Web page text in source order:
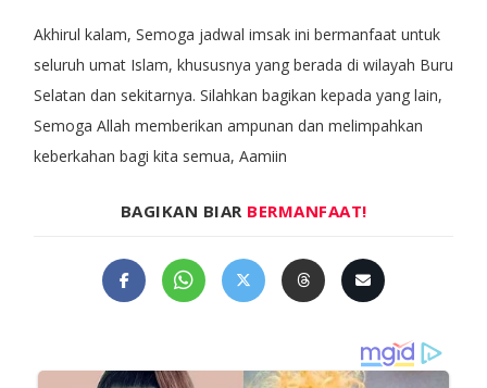
Akhirul kalam, Semoga jadwal imsak ini bermanfaat untuk
seluruh umat Islam, khususnya yang berada di wilayah Buru
Selatan dan sekitarnya. Silahkan bagikan kepada yang lain,
Semoga Allah memberikan ampunan dan melimpahkan
keberkahan bagi kita semua, Aamiin
BAGIKAN BIAR BERMANFAAT!